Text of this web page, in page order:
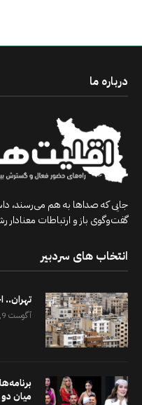
درباره ما
جایی که صداها به هم می‌رسند،
گفت‌وگوی باز و ارتباطات معنادار
انتخاب های سردبیر
تهران.. اجاره خانه
آگوست 9, 2026
میان